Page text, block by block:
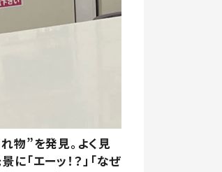
物”を発見。よく見
「エーッ！？」「なぜ